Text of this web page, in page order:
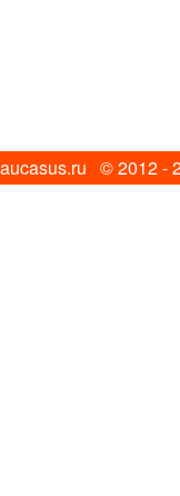
© 2012 -